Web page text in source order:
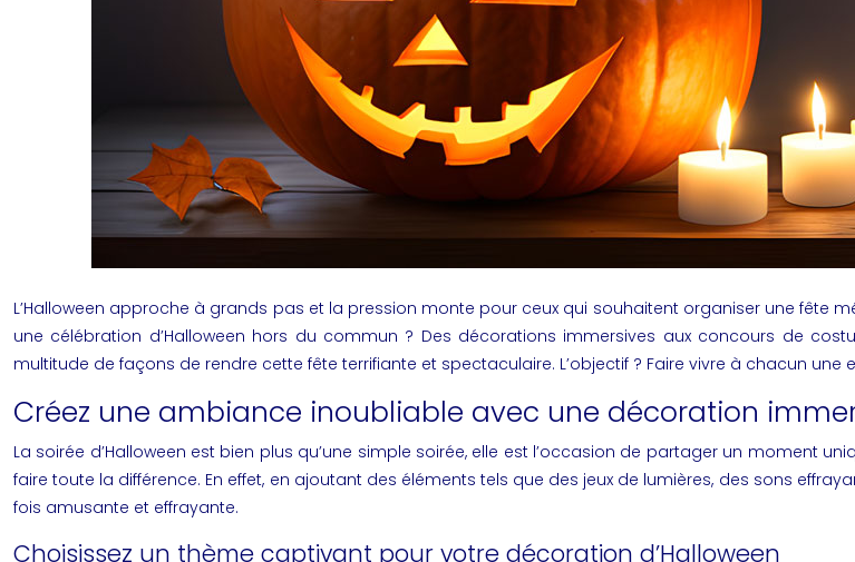
L’Halloween approche à grands pas et la pression monte pour ceux qui souhaitent organiser une fête
une célébration d’Halloween hors du commun ? Des décorations immersives aux concours de
multitude de façons de rendre cette fête terrifiante et spectaculaire. L’objectif ? Faire vivre à chacun
Créez une ambiance inoubliable avec une décoration
La soirée d’Halloween est bien plus qu’une simple soirée, elle est l’occasion de partager un moment
faire toute la différence. En effet, en ajoutant des éléments tels que des jeux de lumières, des sons
fois amusante et effrayante.
Choisissez un thème captivant pour votre décoration d’Halloween